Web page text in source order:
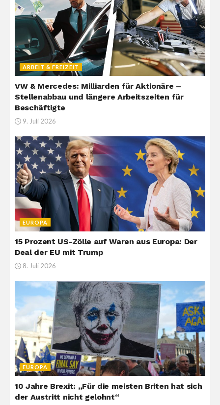
ARBEIT & FREIZEIT
VW & Mercedes: Milliarden für Aktionäre –
Stellenabbau und längere Arbeitszeiten für
Beschäftigte
9. Juli 2026
EUROPA
15 Prozent US-Zölle auf Waren aus Europa: Der
Deal der EU mit Trump
8. Juli 2026
EUROPA
10 Jahre Brexit: „Für die meisten Briten hat sich
der Austritt nicht gelohnt“